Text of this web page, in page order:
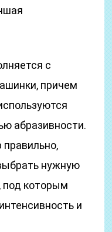
с
причем
абразивности.
нужную
под которым
и